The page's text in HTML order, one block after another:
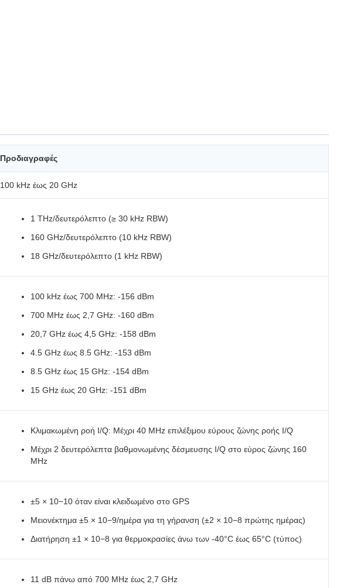
Προδιαγραφές
100 kHz έως 20 GHz
1 THz/δευτερόλεπτο (≥ 30 kHz RBW)
160 GHz/δευτερόλεπτο (10 kHz RBW)
18 GHz/δευτερόλεπτο (1 kHz RBW)
100 kHz έως 700 MHz: -156 dBm
700 MHz έως 2,7 GHz: -160 dBm
20,7 GHz έως 4,5 GHz: -158 dBm
4.5 GHz έως 8.5 GHz: -153 dBm
8.5 GHz έως 15 GHz: -154 dBm
15 GHz έως 20 GHz: -151 dBm
Κλιμακωμένη ροή I/Q: Μέχρι 40 MHz επιλέξιμου εύρους ζώνης ροής I/Q
Μέχρι 2 δευτερόλεπτα βαθμονωμένης δέσμευσης I/Q στο εύρος ζώνης 160
MHz
±5 × 10−10 όταν είναι κλειδωμένο στο GPS
Μειονέκτημα ±5 × 10−9/ημέρα για τη γήρανση (±2 × 10−8 πρώτης ημέρας)
Διατήρηση ±1 × 10−8 για θερμοκρασίες άνω των -40°C έως 65°C (τύπος)
11 dB πάνω από 700 MHz έως 2,7 GHz